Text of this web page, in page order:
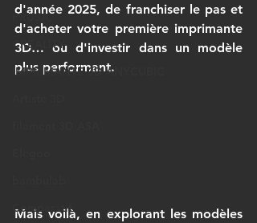
PRUSA,
CREALITY
IMPRIMANTE 3D ANYCUBIC
Comparatif
d'année 2025, de franchiser le pas et
d'acheter votre première imprimante
3D… ou d'investir dans un modèle
plus performant.
Mais voilà, en explorant les modèles